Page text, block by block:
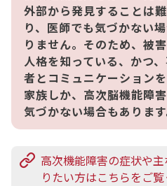
外部から発見することは
り、医師でも気づかない
りません。そのため、被
人格を知っている、かつ
者とコミュニケーション
家族しか、高次脳機能障
気づかない場合もあります
高次機能障害の症状や
りたい方はこちらをご覧